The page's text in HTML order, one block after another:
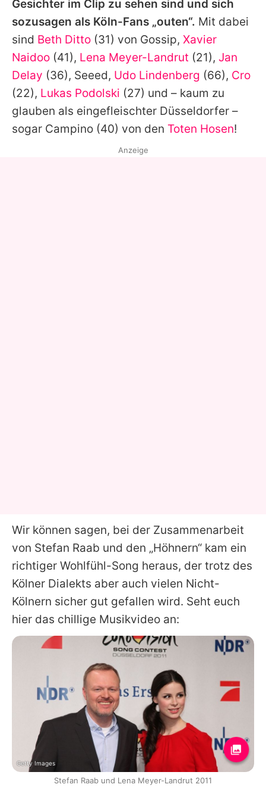
Gesichter im Clip zu sehen sind und sich
sozusagen als Köln-Fans „outen“. Mit dabei
sind Beth Ditto (31) von Gossip, Xavier
Naidoo (41), Lena Meyer-Landrut (21), Jan
Delay (36), Seeed, Udo Lindenberg (66), Cro
(22), Lukas Podolski (27) und – kaum zu
glauben als eingefleischter Düsseldorfer –
sogar Campino (40) von den Toten Hosen!
Wir können sagen, bei der Zusammenarbeit
von Stefan Raab und den „Höhnern“ kam ein
richtiger Wohlfühl-Song heraus, der trotz des
Kölner Dialekts aber auch vielen Nicht-
Kölnern sicher gut gefallen wird. Seht euch
hier das chillige Musikvideo an:
Anzeige
Getty Images
Stefan Raab und Lena Meyer-Landrut 2011